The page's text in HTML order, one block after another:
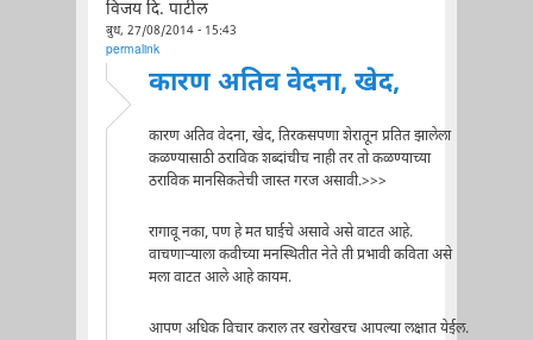
विजय दि. पाटील
बुध, 27/08/2014 - 15:43
permalink
कारण अतिव वेदना, खेद,
कारण अतिव वेदना, खेद, तिरकसपणा शेरातून प्रतित झालेला
कळण्यासाठी ठराविक शब्दांचीच नाही तर तो कळण्याच्या
ठराविक मानसिकतेची जास्त गरज असावी.>>>
रागावू नका, पण हे मत घाईचे असावे असे वाटत आहे.
वाचणार्‍याला कवीच्या मनस्थितीत नेते ती प्रभावी कविता असे
मला वाटत आले आहे कायम.
आपण अधिक विचार कराल तर खरोखरच आपल्या लक्षात येईल.